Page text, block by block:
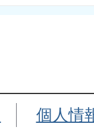
個人情